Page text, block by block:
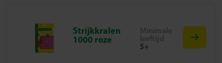
zijn op hun werk, wat de creativiteit en ontwikkeling
stimuleert.
Strijkkralen
1000 roze
5+